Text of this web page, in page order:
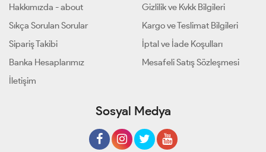
Hakkımızda - about
Sıkça Sorulan Sorular
Sipariş Takibi
Banka Hesaplarımız
İletişim
Gizlilik ve Kvkk Bilgileri
Kargo ve Teslimat Bilgileri
İptal ve İade Koşulları
Mesafeli Satış Sözleşmesi
Sosyal Medya